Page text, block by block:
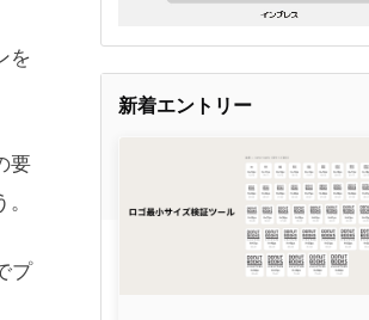
を
要
プ
新着エントリー